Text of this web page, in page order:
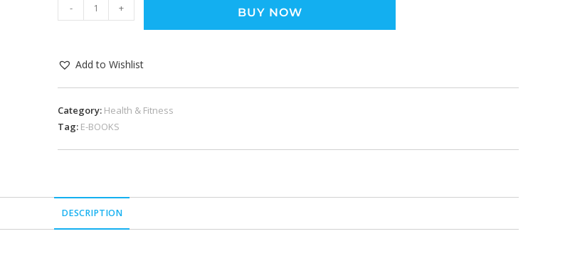
- + BUY NOW
Add to Wishlist
Category: Health & Fitness
Tag: E-BOOKS
DESCRIPTION